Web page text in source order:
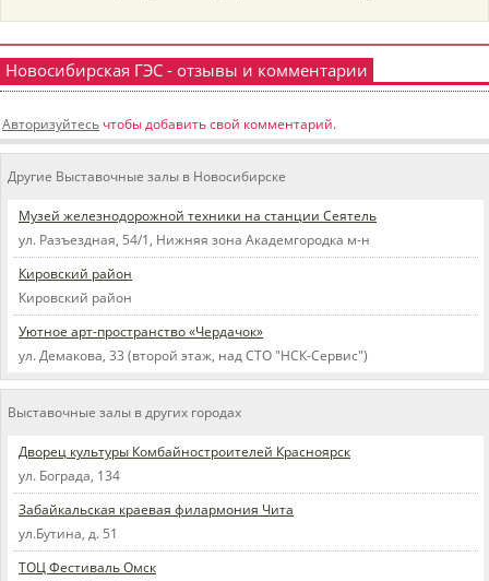
Новосибирская ГЭС - отзывы и комментарии
Авторизуйтесь чтобы добавить свой комментарий.
Другие Выставочные залы в Новосибирске
Музей железнодорожной техники на станции Сеятель
ул. Разъездная, 54/1, Нижняя зона Академгородка м-н
Кировский район
Кировский район
Уютное арт-пространство «Чердачок»
ул. Демакова, 33 (второй этаж, над СТО "НСК-Сервис")
Выставочные залы в других городах
Дворец культуры Комбайностроителей Красноярск
ул. Бограда, 134
Забайкальская краевая филармония Чита
ул.Бутина, д. 51
ТОЦ Фестиваль Омск